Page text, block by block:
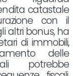
catastale
con il
altri bonus, ha
di immobili,
delle
potrebbe